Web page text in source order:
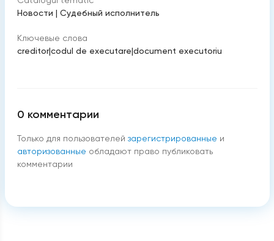
Новости | Судебный исполнитель
Ключевые слова
creditor|codul de executare|document executoriu
0 комментарии
Только для пользователей зарегистрированные и
авторизованные обладают право публиковать
комментарии